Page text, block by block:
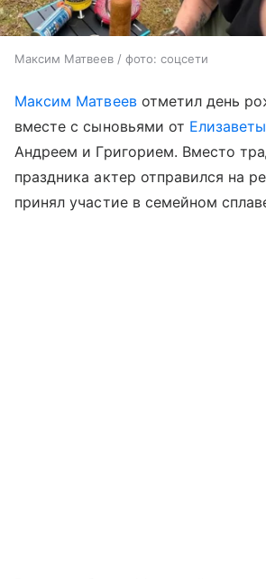
Максим Матвеев / фото: соцсети
Максим Матвеевотметил день
вместе с сыновьями от
Андреем и Григорием. Вместо
праздника актер отправился на
принял участие в семейном